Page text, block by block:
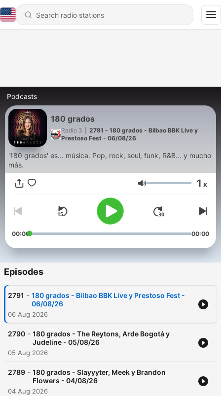
Podcasts
180 grados
Radio 3
2791 - 180 grados - Bilbao BBK Live y
Prestoso Fest - 06/08/26
'180 grados' es... música. Pop, rock, soul, funk, R&B... y mucho
más.
Volume 1 x
00:00 00:00
Episodes
2791 - 180 grados - Bilbao BBK Live y Prestoso Fest -
06/08/26
06 Aug 2026
2790 - 180 grados - The Reytons, Arde Bogotá y
Judeline - 05/08/26
05 Aug 2026
2789 - 180 grados - Slayyyter, Meek y Brandon
Flowers - 04/08/26
04 Aug 2026